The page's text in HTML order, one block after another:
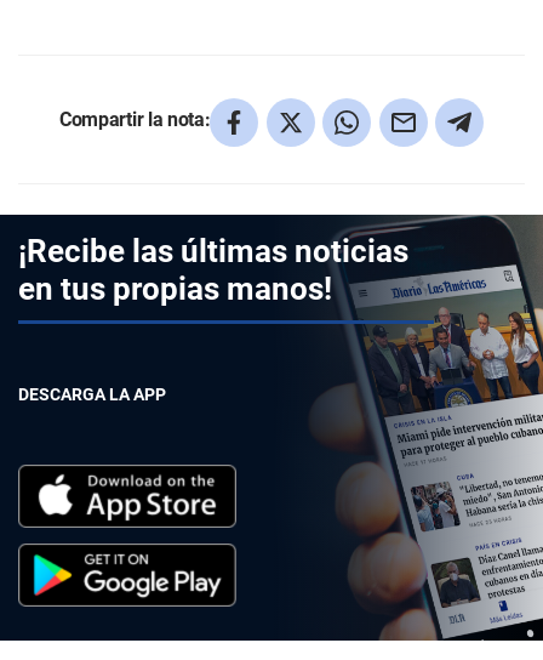
Compartir la nota:
¡Recibe las últimas noticias
en tus propias manos!
DESCARGA LA APP